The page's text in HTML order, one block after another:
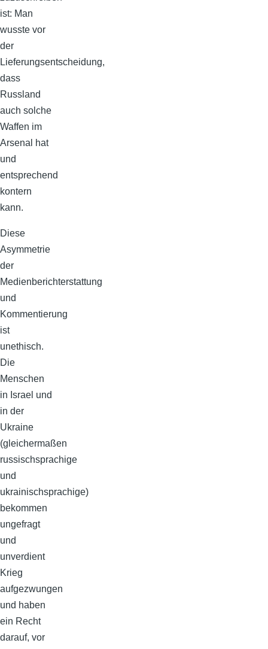
ist: Man
wusste vor
der
Lieferungsentscheidung,
dass
Russland
auch solche
Waffen im
Arsenal hat
und
entsprechend
kontern
kann.
Diese
Asymmetrie
der
Medienberichterstattung
und
Kommentierung
ist
unethisch.
Die
Menschen
in Israel und
in der
Ukraine
(gleichermaßen
russischsprachige
und
ukrainischsprachige)
bekommen
ungefragt
und
unverdient
Krieg
aufgezwungen
und haben
ein Recht
darauf, vor